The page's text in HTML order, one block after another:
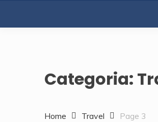
Categoria:
Home Travel Page 3